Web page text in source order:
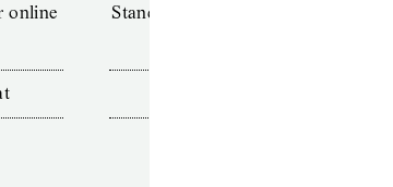
online
Standard (TdZ+) – Zeitschriften